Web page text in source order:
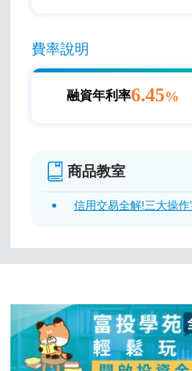
費率說明
融資年利率6.45%
商品教室
信用交易全解!三大操